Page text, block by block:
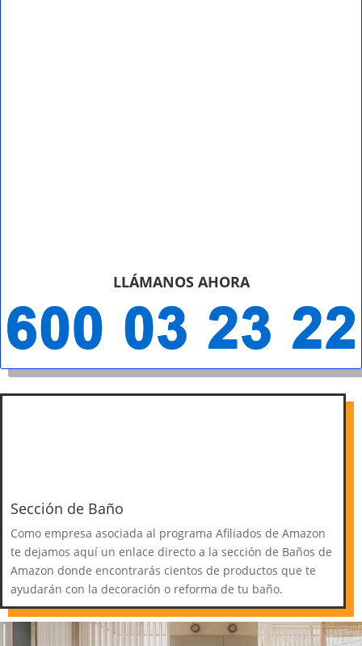
LLÁMANOS AHORA
Sección de Baño
Como empresa asociada al programa Afiliados de Amazon
te dejamos aquí un enlace directo a la sección de Baños de
Amazon donde encontrarás cientos de productos que te
ayudarán con la decoración o reforma de tu baño.